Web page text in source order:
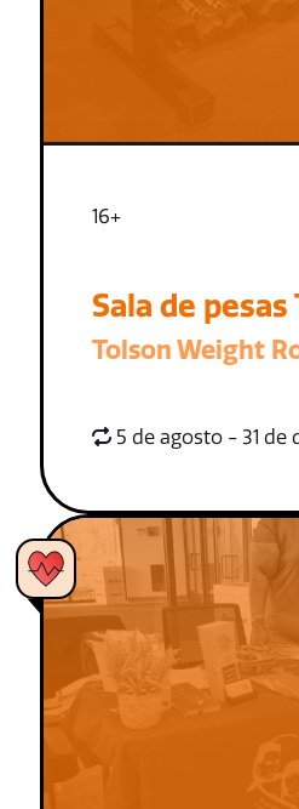
16+
Sala de pesas
Tolson Weight
5 de agosto - 31 de